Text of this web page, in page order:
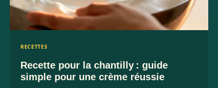
RECETTES
Recette pour la chantilly : guide
simple pour une crème réussie